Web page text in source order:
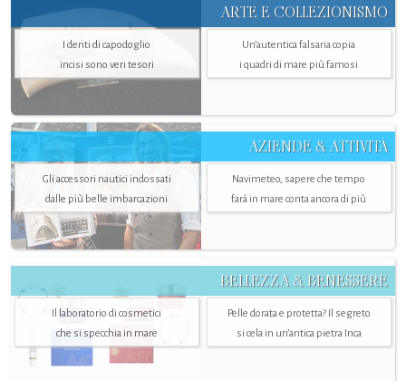
ARTE E COLLEZIONISMO
I denti di capodoglio
incisi sono veri tesori
Un’autentica falsaria copia
i quadri di mare più famosi
AZIENDE & ATTIVITÀ
Gli accessori nautici indossati
dalle più belle imbarcazioni
Navimeteo, sapere che tempo
farà in mare conta ancora di più
BELLEZZA & BENESSERE
Il laboratorio di cosmetici
che si specchia in mare
Pelle dorata e protetta? Il segreto
si cela in un’antica pietra Inca